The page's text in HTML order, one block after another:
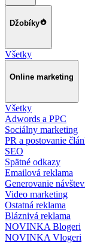
Džobíky
Všetky
Online marketing
Všetky
Adwords a PPC
Sociálny marketing
PR a postovanie
SEO
Spätné odkazy
Emailová reklama
Generovanie
Video marketing
Ostatná reklama
Bláznivá reklama
NOVINKA Blogeri
NOVINKA Vlogeri